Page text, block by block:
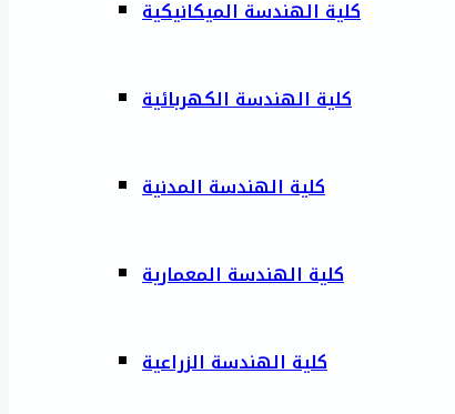
كلية الهندسة الميكانيكية
كلية الهندسة الكهربائية
كلية الهندسة المدنية
كلية الهندسة المعمارية
كلية الهندسة الزراعية